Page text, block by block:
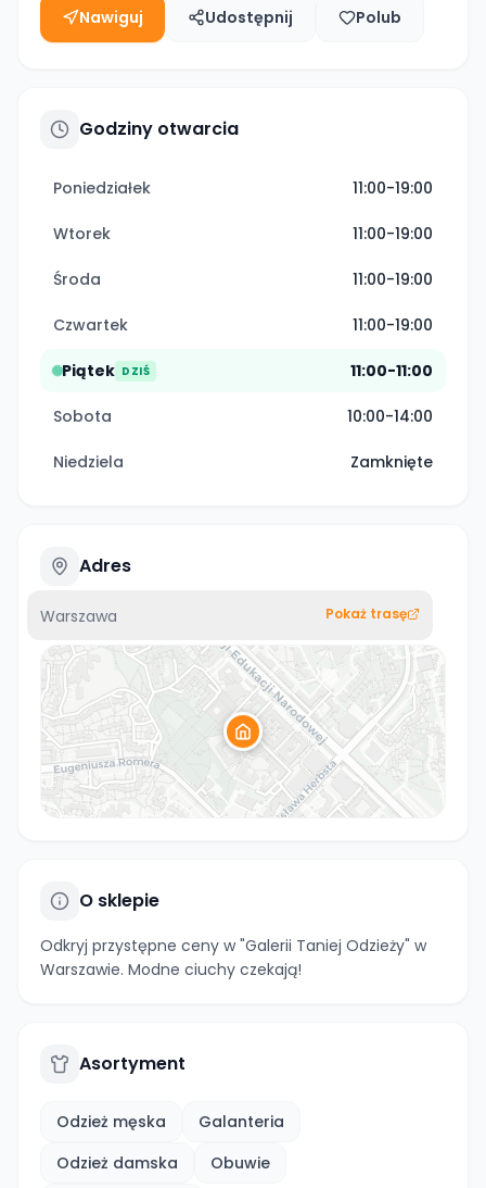
Nawiguj Udostępnij Polub
Godziny otwarcia
Poniedziałek 11:00-19:00
Wtorek 11:00-19:00
Środa 11:00-19:00
Czwartek 11:00-19:00
Piątek DZIŚ 11:00-11:00
Sobota 10:00-14:00
Niedziela Zamknięte
Adres
Warszawa Pokaż trasę
O sklepie
Odkryj przystępne ceny w "Galerii Taniej Odzieży" w
Warszawie. Modne ciuchy czekają!
Asortyment
Odzież męska
Galanteria
Odzież damska
Obuwie